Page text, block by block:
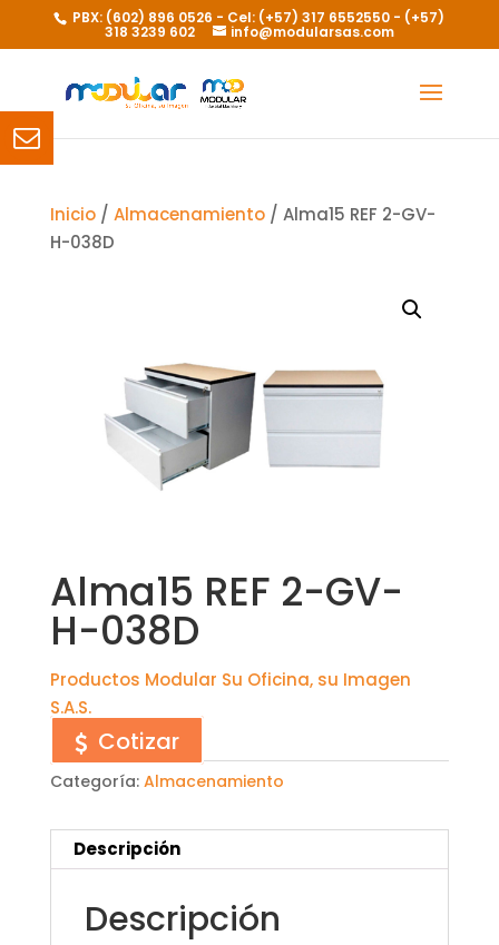
PBX: (602) 896 0526 - Cel: (+57) 317 6552550 - (+57)
318 3239 602 info@modularsas.com
Inicio/ Almacenamiento/ Alma15 REF 2-GV-
H-038D
Alma15 REF 2-GV-
H-038D
Productos Modular Su Oficina, su Imagen
S.A.S.
Cotizar
Categoría: Almacenamiento
Descripción
Descripción